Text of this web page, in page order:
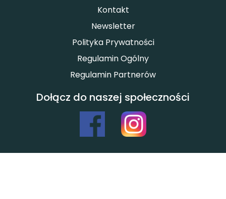
Kontakt
Newsletter
Polityka Prywatności
Regulamin Ogólny
Regulamin Partnerów
Dołącz do naszej społeczności